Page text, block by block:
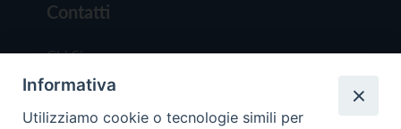
Contatti
Chi Siamo
Redazione
Scrivici
Informativa
Utilizziamo cookie o tecnologie simili per